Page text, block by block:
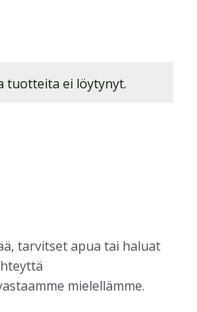
tuotteita ei löytynyt.
tarvitset apua tai haluat
mielellämme.